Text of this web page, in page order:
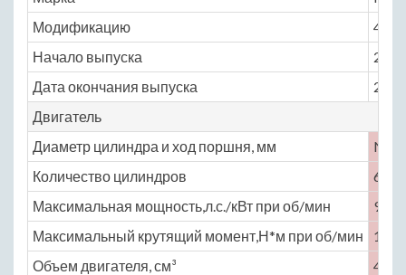
Модификацию
4.0
Начало выпуска
2015
Дата окончания выпуска
2016
Двигатель
Диаметр цилиндра и ход поршня, мм
No
Количество цилиндров
6
Максимальная мощность,л.с./кВт при об/мин
900
Максимальный крутящий момент,Н*м при об/мин
Объем двигателя, см³
4000